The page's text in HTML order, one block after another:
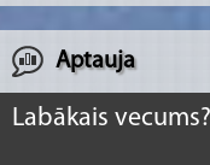
Aptauja
Labākais vecums?